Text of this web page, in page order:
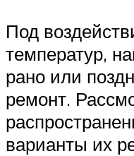
Под
температур,
рано или
ремонт.
варианты их